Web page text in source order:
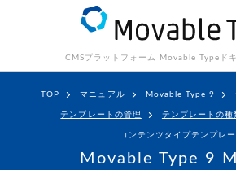
CMSプラットフォーム Movable Type ド
TOP マニュアル Movable Type 9
テンプレートの管理 テンプレートの種
コンテンツタイプテンプレー
Movable Type 9